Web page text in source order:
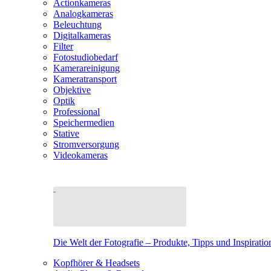
Actionkameras
Analogkameras
Beleuchtung
Digitalkameras
Filter
Fotostudiobedarf
Kamerareinigung
Kameratransport
Objektive
Optik
Professional
Speichermedien
Stative
Stromversorgung
Videokameras
Die Welt der Fotografie – Produkte, Tipps und
Kopfhörer & Headsets